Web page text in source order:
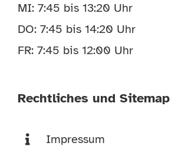
MI: 7:45 bis 13:20 Uhr
DO: 7:45 bis 14:20 Uhr
FR: 7:45 bis 12:00 Uhr
Rechtliches und Sitemap
Impressum